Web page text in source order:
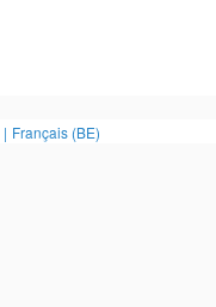
| Français (BE)